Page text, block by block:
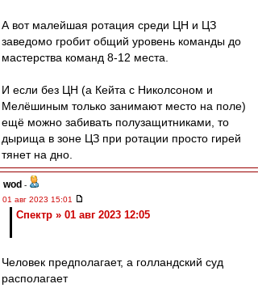
А вот малейшая ротация среди ЦН и ЦЗ
заведомо гробит общий уровень команды до
мастерства команд 8-12 места.
И если без ЦН (а Кейта с Николсоном и
Мелёшиным только занимают место на поле)
ещё можно забивать полузащитниками, то
дырища в зоне ЦЗ при ротации просто гирей
тянет на дно.
wod -
01 авг 2023 15:01
Спектр » 01 авг 2023 12:05
Человек предполагает, а голландский суд
располагает